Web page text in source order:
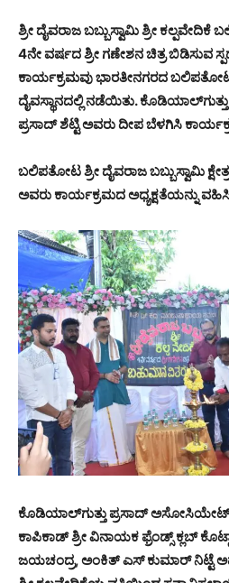
ಶ್ರೀ ದೈವರಾಜ ಬಬ್ಬುಸ್ವಾಮಿ ಶ್ರೀ
4ನೇ ವರ್ಷದ ಶ್ರೀ ಗಣೇಶನ ಚಿತ್ರ ಬಿಡಿಸುವ
ಕಾರ್ಯಕ್ರಮವು ಭಾರತೀನಗರದ ಬಲಿಪತೋಟ
ದೈವಸ್ಥಾನದಲ್ಲಿ ನಡೆಯಿತು.
ಪ್ರಸಾದ್ ಶೆಟ್ಟಿ ಅವರು ದೀಪ ಬೆಳಗಿಸಿ
ಬಲಿಪತೋಟ ಶ್ರೀ ದೈವರಾಜ ಬಬ್ಬುಸ್ವಾಮಿ
ಅವರು ಕಾರ್ಯಕ್ರಮದ ಅಧ್ಯಕ್ಷತೆಯನ್ನು
ಕೊಡಿಯಾಲ್‍ಗುತ್ತು ಪ್ರಸಾದ್
ಕಾಪಿಕಾಡ್ ಶ್ರೀ ವಿನಾಯಕ ಫ್ರೆಂಡ್ಸ್ ಕ್ಲಬ್
ಜಯಚಂದ್ರ, ಅಂಕಿತ್ ಎಸ್ ಕುಮಾರ್ ನಿಟ್ಟೆ